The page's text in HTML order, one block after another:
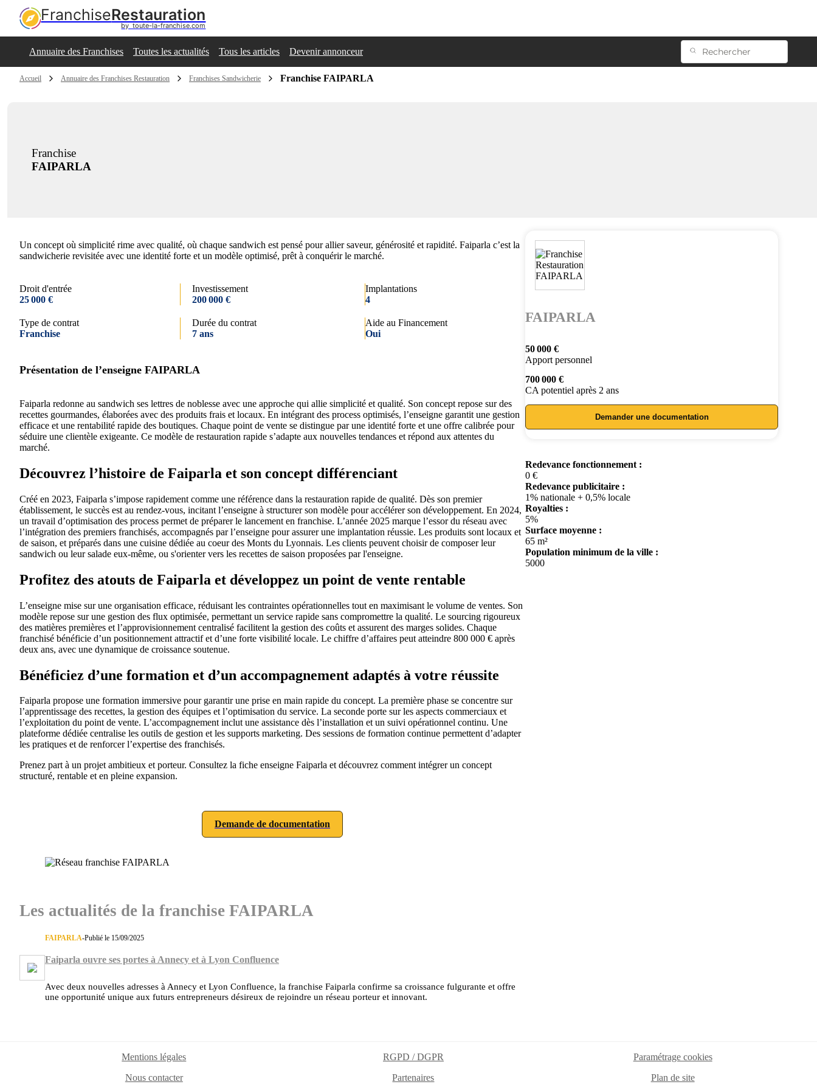
FranchiseRestauration
by  toute-la-franchise.com
Annuaire des Franchises Toutes les actualités Tous les articles Devenir annonceur
Accueil Annuaire des Franchises Restauration Franchises Sandwicherie Franchise FAIPARLA
Franchise
FAIPARLA
Un concept où simplicité rime avec qualité, où chaque sandwich est pensé pour allier saveur, générosité et rapidité. Faiparla c’est la
sandwicherie revisitée avec une identité forte et un modèle optimisé, prêt à conquérir le marché.
Droit d'entrée
25 000 €
Investissement
200 000 €
Implantations
4
Type de contrat
Franchise
Durée du contrat
7 ans
Aide au Financement
Oui
Présentation de l’enseigne FAIPARLA
Faiparla redonne au sandwich ses lettres de noblesse avec une approche qui allie simplicité et qualité. Son concept repose sur des
recettes gourmandes, élaborées avec des produits frais et locaux. En intégrant des process optimisés, l’enseigne garantit une gestion
efficace et une rentabilité rapide des boutiques. Chaque point de vente se distingue par une identité forte et une offre calibrée pour
séduire une clientèle exigeante. Ce modèle de restauration rapide s’adapte aux nouvelles tendances et répond aux attentes du
marché.
Découvrez l’histoire de Faiparla et son concept différenciant
Créé en 2023, Faiparla s’impose rapidement comme une référence dans la restauration rapide de qualité. Dès son premier
établissement, le succès est au rendez-vous, incitant l’enseigne à structurer son modèle pour accélérer son développement. En 2024,
un travail d’optimisation des process permet de préparer le lancement en franchise. L’année 2025 marque l’essor du réseau avec
l’intégration des premiers franchisés, accompagnés par l’enseigne pour assurer une implantation réussie. Les produits sont locaux et
de saison, et préparés dans une cuisine dédiée au coeur des Monts du Lyonnais. Les clients peuvent choisir de composer leur
sandwich ou leur salade eux-même, ou s'orienter vers les recettes de saison proposées par l'enseigne.
Profitez des atouts de Faiparla et développez un point de vente rentable
L’enseigne mise sur une organisation efficace, réduisant les contraintes opérationnelles tout en maximisant le volume de ventes. Son
modèle repose sur une gestion des flux optimisée, permettant un service rapide sans compromettre la qualité. Le sourcing rigoureux
des matières premières et l’approvisionnement centralisé facilitent la gestion des coûts et assurent des marges solides. Chaque
franchisé bénéficie d’un positionnement attractif et d’une forte visibilité locale. Le chiffre d’affaires peut atteindre 800 000 € après
deux ans, avec une dynamique de croissance soutenue.
Bénéficiez d’une formation et d’un accompagnement adaptés à votre réussite
Faiparla propose une formation immersive pour garantir une prise en main rapide du concept. La première phase se concentre sur
l’apprentissage des recettes, la gestion des équipes et l’optimisation du service. La seconde porte sur les aspects commerciaux et
l’exploitation du point de vente. L’accompagnement inclut une assistance dès l’installation et un suivi opérationnel continu. Une
plateforme dédiée centralise les outils de gestion et les supports marketing. Des sessions de formation continue permettent d’adapter
les pratiques et de renforcer l’expertise des franchisés.
Prenez part à un projet ambitieux et porteur. Consultez la fiche enseigne Faiparla et découvrez comment intégrer un concept
structuré, rentable et en pleine expansion.
Demande de documentation
Les actualités de la franchise FAIPARLA
FAIPARLA-Publié le 15/09/2025
Faiparla ouvre ses portes à Annecy et à Lyon Confluence
Avec deux nouvelles adresses à Annecy et Lyon Confluence, la franchise Faiparla confirme sa croissance fulgurante et offre
une opportunité unique aux futurs entrepreneurs désireux de rejoindre un réseau porteur et innovant.
FAIPARLA
50 000 €
Apport personnel
700 000 €
CA potentiel après 2 ans
Demander une documentation
Redevance fonctionnement :
0 €
Redevance publicitaire :
1% nationale + 0,5% locale
Royalties :
5%
Surface moyenne :
65 m²
Population minimum de la ville :
5000
Mentions légales RGPD / DGPR
Paramétrage cookies
Nous contacter
Partenaires Plan de site